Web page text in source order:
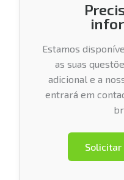
Estamos
as suas
adicional e a
entrará em
Solicitar